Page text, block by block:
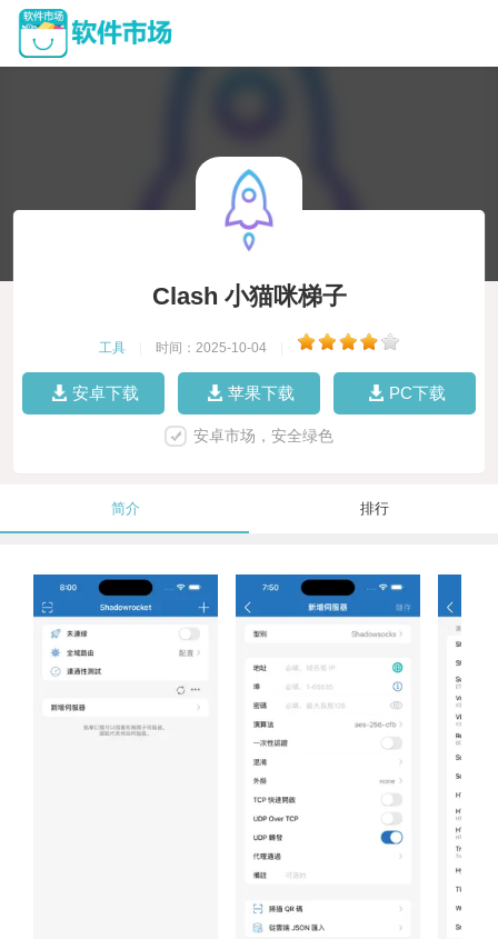
Clash 小猫咪梯子
工具 时间：2025-10-04
安卓下载 苹果下载 PC下载
安卓市场，安全绿色
简介 排行